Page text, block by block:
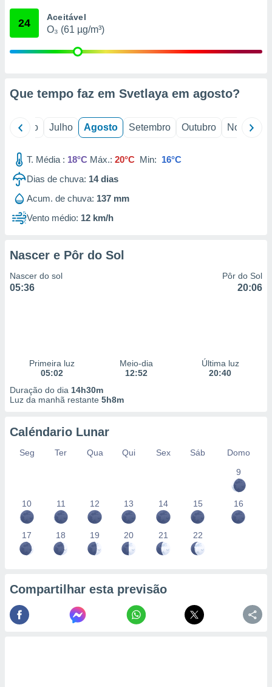
através
de
1199
24 Aceitável
O₃ (61 µg/m³)
Que tempo faz em Svetlaya em agosto?
Junho Julho Agosto Setembro Outubro Novembro
T. Média : 18°C Máx.: 20°C Min: 16°C
Dias de chuva: 14dias
Acum. de chuva: 137 mm
Vento médio: 12 km/h
Nascer e Pôr do Sol
Nascer do sol
05:36
Pôr do Sol
20:06
Primeira luz
05:02
Meio-dia
12:52
Última luz
20:40
Duração do dia 14h30m
Luz da manhã restante 5h8m
Caléndario Lunar
Seg Ter Qua Qui Sex Sáb
Domo
9
10 11 12 13 14 15 16
17 18 19 20 21 22
Compartilhar esta previsão